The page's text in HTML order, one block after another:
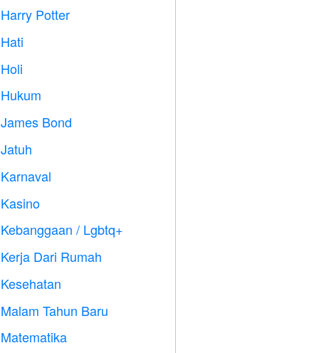
Harry Potter
Hati
Holi
Hukum
James Bond
Jatuh
Karnaval
Kasino
Kebanggaan / Lgbtq+
Kerja Dari Rumah
Kesehatan
Malam Tahun Baru
Matematika